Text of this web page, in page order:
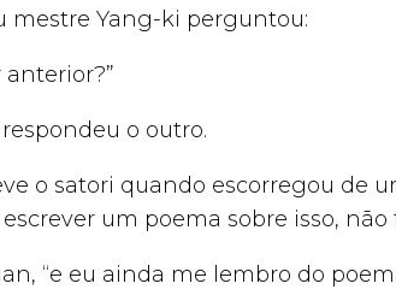
mestre Yang-ki perguntou:
o outro.
o satori quando escorregou de
um poema sobre isso, não
“e eu ainda me lembro do